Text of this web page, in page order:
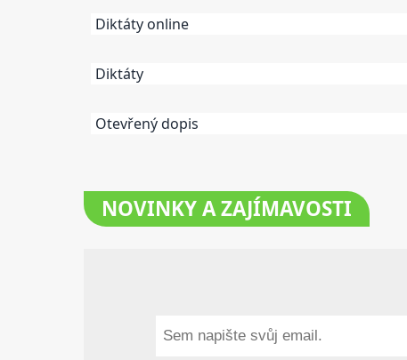
Diktáty online
Diktáty
Otevřený dopis
NOVINKYA ZAJÍMAVOSTI